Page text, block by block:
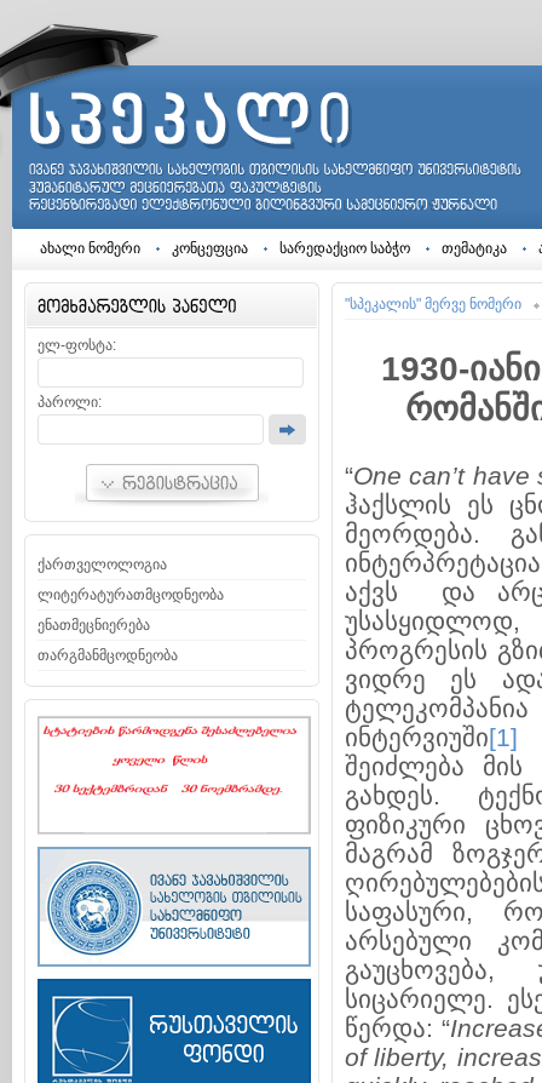
ახალი ნომერი კონცეფცია სარედაქციო საბჭო თემატიკა
ელ-ფოსტა:
პაროლი:
ქართველოლოგია
ლიტერატურათმცოდნეობა
ენათმეცნიერება
თარგმანმცოდნეობა
"სპეკალის" მერვე ნომერი
1930-
“One can’t
ჰაქსლის ეს
მეორდება.
აქვს და არც
პროგრესის
ვიდრე ეს
ინტერვიუში[1]
შეიძლება მის
გახდეს.
ფიზიკური
მაგრამ
საფასური,
არსებული
სიცარიელე.
წერდა: “
of liberty,